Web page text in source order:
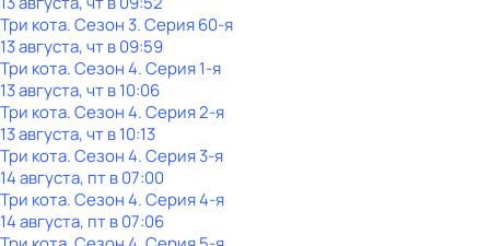
Три кота. Сезон 3. Серия 60-я
13 августа, чт в 09:59
Три кота. Сезон 4. Серия 1-я
13 августа, чт в 10:06
Три кота. Сезон 4. Серия 2-я
13 августа, чт в 10:13
Три кота. Сезон 4. Серия 3-я
14 августа, пт в 07:00
Три кота. Сезон 4. Серия 4-я
14 августа, пт в 07:06